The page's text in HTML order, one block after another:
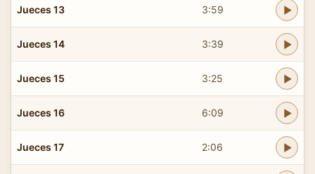
Jueces 13 3:59
Jueces 14 3:39
Jueces 15 3:25
Jueces 16 6:09
Jueces 17 2:06